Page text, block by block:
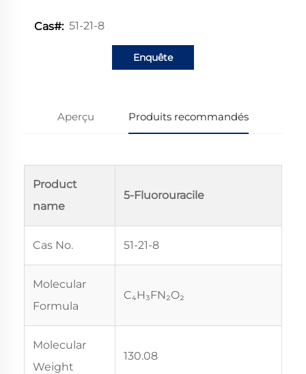
Cas#: 51-21-8
Enquête
Aperçu Produits recommandés
Product
name
5-Fluorouracile
Cas No. 51-21-8
Molecular
Formula
C₄H₃FN₂O₂
Molecular
Weight
130.08